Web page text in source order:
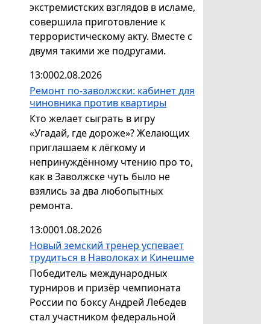
экстремистских взглядов в исламе,
совершила приготовление к
террористическому акту. Вместе с
двумя такими же подругами.
13:0002.08.2026
Ремонт по-заволжски: кабинет для
чиновника против квартиры
Кто желает сыграть в игру
«Угадай, где дороже»? Желающих
приглашаем к лёгкому и
непринуждённому чтению про то,
как в Заволжске чуть было не
взялись за два любопытных
ремонта.
13:0001.08.2026
Новый земский тренер успевает
трудиться в Наволоках и Кинешме
Победитель международных
турниров и призёр чемпионата
России по боксу Андрей Лебедев
стал участником федеральной